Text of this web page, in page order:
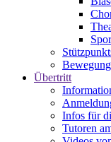
Übertritt
Infos für
Tutoren